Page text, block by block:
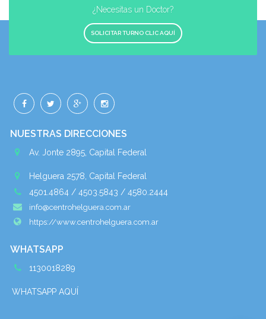
¿Necesitas un Doctor?
SOLICITAR TURNO CLIC AQUÍ
NUESTRAS DIRECCIONES
Av. Jonte 2895, Capital Federal
Helguera 2578, Capital Federal
4501.4864 / 4503.5843 / 4580.2444
info@centrohelguera.com.ar
https://www.centrohelguera.com.ar
WHATSAPP
1130018289
WHATSAPP AQUÍ